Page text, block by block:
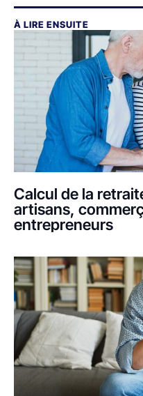
À LIRE ENSUITE
Calcul de la
artisans,
entrepreneurs